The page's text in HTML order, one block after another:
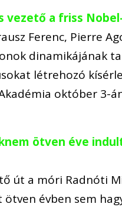
a friss
Ferenc, Pierre
dinamikájának
létrehozó
október 3-
ötven éve
út a móri Radnóti
évben sem